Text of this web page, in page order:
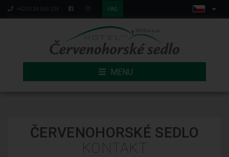
+420 724 363 234 FAQ
MENU
ČERVENOHORSKÉ SEDLO
KONTAKT